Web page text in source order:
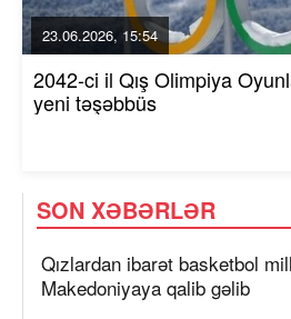
23.06.2026, 15:54
2042-ci il Qış Olimpiya
yeni təşəbbüs
SON XƏBƏRLƏR
Qızlardan ibarət basketbol
Makedoniyaya qalib gəlib